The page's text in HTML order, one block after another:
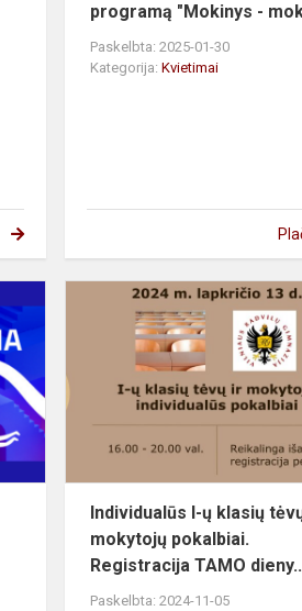
programą "Mokinys -
Paskelbta: 2025-01-30
Kategorija:Kvietimai
renginiai
Individualūs I-ų klasių
mokytojų pokalbiai.
Registracija TAMO
Paskelbta: 2024-11-05